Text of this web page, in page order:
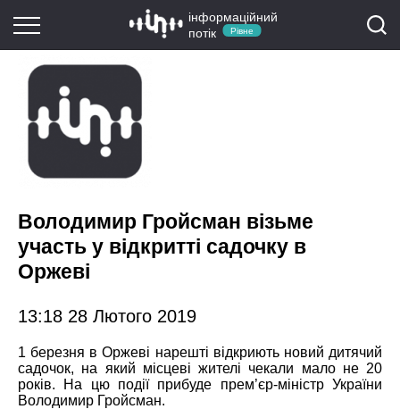
інформаційний
потік
Рівне
Володимир Гройсман візьме
участь у відкритті садочку в
Оржеві
13:18 28 Лютого 2019
1 березня в Оржеві нарешті відкриють новий дитячий
садочок, на який місцеві жителі чекали мало не 20
років. На цю події прибуде прем’єр-міністр України
Володимир Гройсман.